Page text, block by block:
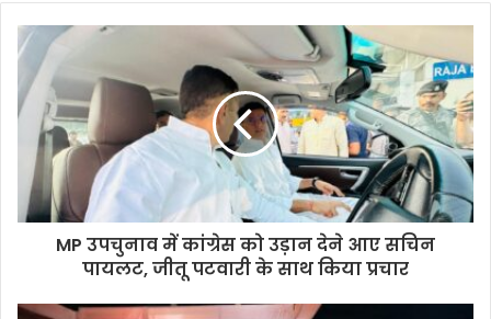
MP उपचुनाव में कांग्रेस को उड़ान देने आए सचिन
पायलट, जीतू पटवारी के साथ किया प्रचार